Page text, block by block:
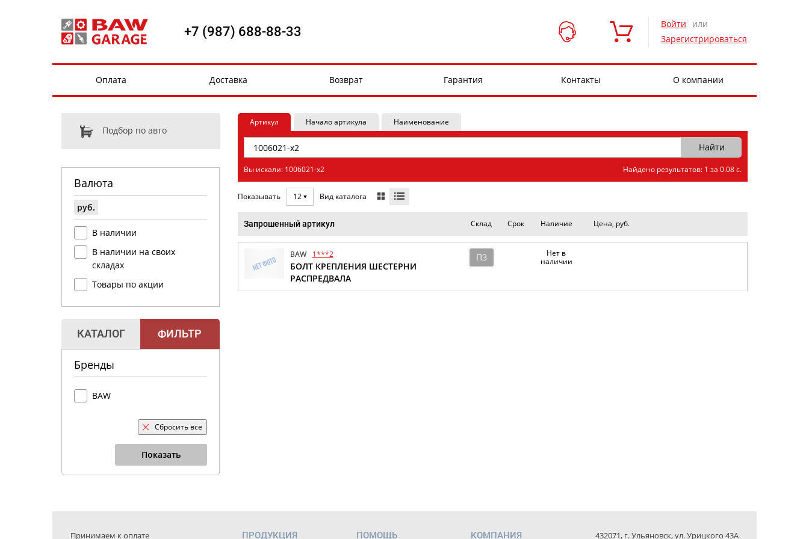
+7 (987) 688-88-33 Войти
или
Зарегистрироваться
Оплата Доставка Возврат Гарантия Контакты О компании
Подбор по авто
Валюта
руб.
В наличии
В наличии на своих
складах
Товары по акции
КАТАЛОГ ФИЛЬТР
Бренды
BAW
Сбросить все
Показать
Артикул Начало артикула Наименование
Вы искали: 1006021-x2 Найдено результатов: 1 за 0.08 с.
Показывать 12 Вид каталога
Запрошенный артикул Склад Срок Наличие Цена, руб.
BAW 1***2
БОЛТ КРЕПЛЕНИЯ ШЕСТЕРНИ
РАСПРЕДВАЛА
ПЗ
Нет в
наличии
Принимаем к оплате ПРОДУКЦИЯ ПОМОЩЬ КОМПАНИЯ 432071, г. Ульяновск, ул. Урицкого 43А